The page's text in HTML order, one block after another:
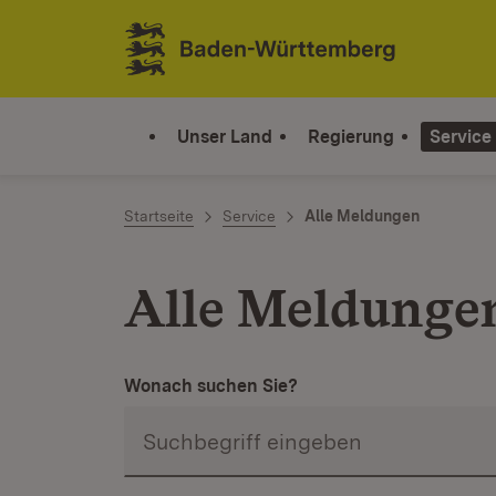
Zum Inhalt springen
Link zur Startseite
Unser Land Regierung Service
Startseite Service Alle Meldungen
Alle
Wonach suchen Sie?